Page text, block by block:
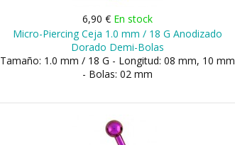
6,90 € En stock
Micro-Piercing Ceja 1.0 mm / 18 G Anodizado
Dorado Demi-Bolas
Tamaño: 1.0 mm / 18 G - Longitud: 08 mm, 10 mm
- Bolas: 02 mm